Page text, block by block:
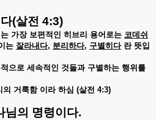
(살전 4:3)
가장 보편적인 히브리 용어로는 코데쉬
는 잘라내다, 분리하다, 구별히다 란 뜻입
으로 세속적인 것들과 구별하는 행위를
의 거룩함 이라 하심 (살전 4:3)
님의 명령이다.